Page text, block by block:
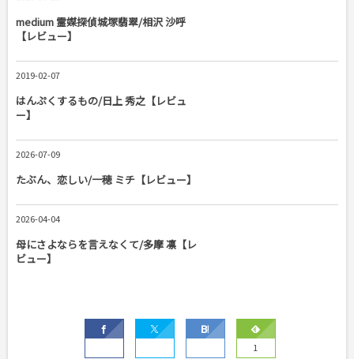
medium 霊媒探偵城塚翡翠/相沢 沙呼
【レビュー】
2019-02-07
はんぷくするもの/日上 秀之【レビュ
ー】
2026-07-09
たぶん、恋しい/一穂 ミチ【レビュー】
2026-04-04
母にさよならを言えなくて/多摩 凛【レ
ビュー】
1